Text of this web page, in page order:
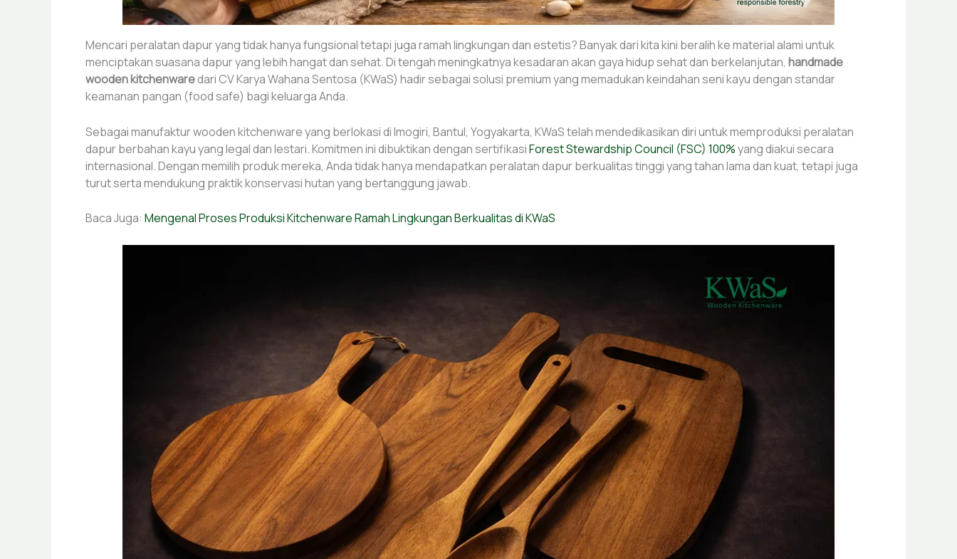
Mencari peralatan dapur yang tidak hanya fungsional tetapi juga ramah lingkungan dan estetis? Banyak dari kita kini beralih ke material alami untuk
menciptakan suasana dapur yang lebih hangat dan sehat. Di tengah meningkatnya kesadaran akan gaya hidup sehat dan berkelanjutan, handmade
wooden kitchenwaredari CV Karya Wahana Sentosa (KWaS) hadir sebagai solusi premium yang memadukan keindahan seni kayu dengan standar
keamanan pangan (food safe) bagi keluarga Anda.
Sebagai manufaktur wooden kitchenware yang berlokasi di Imogiri, Bantul, Yogyakarta, KWaS telah mendedikasikan diri untuk memproduksi peralatan
dapur berbahan kayu yang legal dan lestari. Komitmen ini dibuktikan dengan sertifikasiForest Stewardship Council (FSC) 100%yang diakui secara
internasional. Dengan memilih produk mereka, Anda tidak hanya mendapatkan peralatan dapur berkualitas tinggi yang tahan lama dan kuat, tetapi juga
turut serta mendukung praktik konservasi hutan yang bertanggung jawab.
Baca Juga: Mengenal Proses Produksi Kitchenware Ramah Lingkungan Berkualitas di KWaS